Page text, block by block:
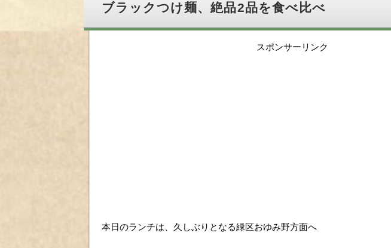
ブラックつけ麺、絶品2品を食べ比べ
スポンサーリンク
本日のランチは、久しぶりとなる緑区おゆみ野方面へ